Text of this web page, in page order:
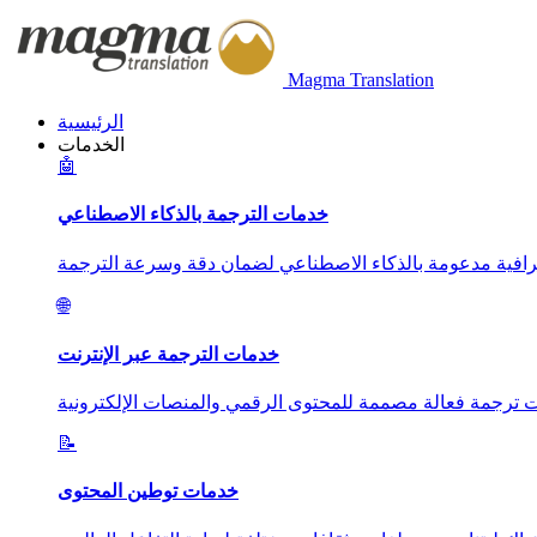
Magma Translation
الرئيسية
الخدمات
🤖
خدمات الترجمة بالذكاء الاصطناعي
🌐
خدمات الترجمة عبر الإنترنت
📝
خدمات توطين المحتوى